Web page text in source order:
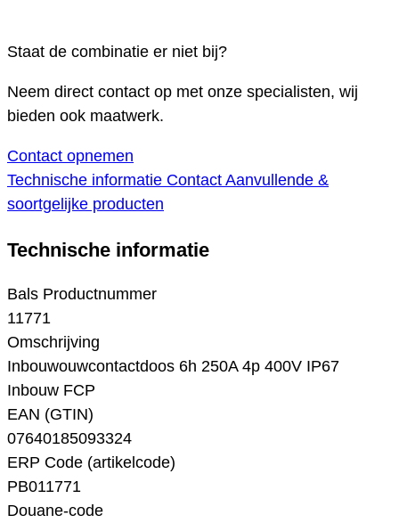
Staat de combinatie er niet bij?
Neem direct contact op met onze specialisten, wij
bieden ook maatwerk.
Contact opnemen
Technische informatie Contact Aanvullende &
soortgelijke producten
Technische informatie
Bals Productnummer
11771
Omschrijving
Inbouwouwcontactdoos 6h 250A 4p 400V IP67
Inbouw FCP
EAN (GTIN)
07640185093324
ERP Code (artikelcode)
PB011771
Douane-code